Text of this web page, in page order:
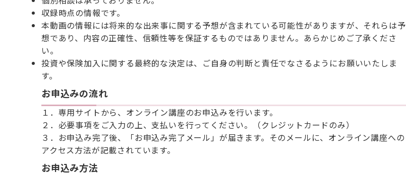
収録時点の情報です。
本動画の情報には将来的な出来事に関する予想が含まれている可能性がありますが、それらは予
想であり、内容の正確性、信頼性等を保証するものではありません。あらかじめご了承くださ
い。
投資や保険加入に関する最終的な決定は、ご自身の判断と責任でなさるようにお願いいたしま
す。
お申込みの流れ
１．専用サイトから、オンライン講座のお申込みを行います。
２．必要事項をご入力の上、支払いを行ってください。（クレジットカードのみ）
３．お申込み完了後、「お申込み完了メール」が届きます。そのメールに、オンライン講座への
アクセス方法が記載されています。
お申込み方法